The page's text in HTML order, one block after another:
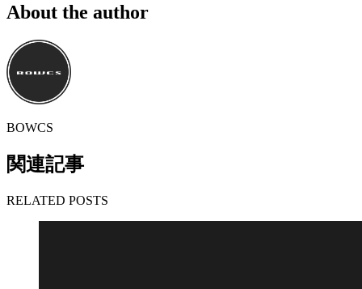
About the author
BOWCS
関連記事
RELATED POSTS